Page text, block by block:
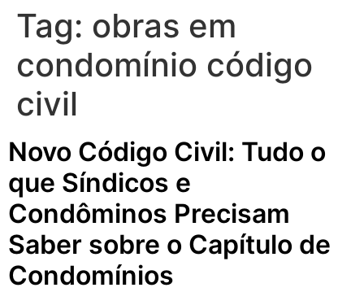
Tag: obras em
condomínio código
civil
Novo Código Civil: Tudo o
que Síndicos e
Condôminos Precisam
Saber sobre o Capítulo de
Condomínios